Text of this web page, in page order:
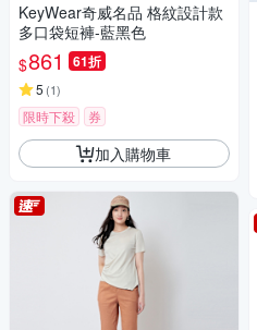
KeyWear奇威名品 格紋設計款
多口袋短褲-藍黑色
$861 61折
5 (1)
限時下殺 券
加入購物車